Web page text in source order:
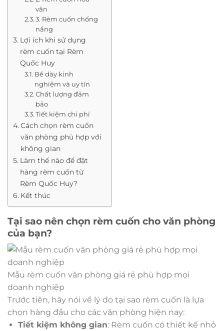
văn
3. Rèm cuốn chống
nắng
Lợi ích khi sử dụng
rèm cuốn tại Rèm
Quốc Huy
Bề dày kinh
nghiệm và uy tín
Chất lượng đảm
bảo
Tiết kiệm chi phí
Cách chọn rèm cuốn
văn phòng phù hợp với
không gian
Làm thế nào để đặt
hàng rèm cuốn từ
Rèm Quốc Huy?
Kết thúc
Tại sao nên chọn rèm cuốn cho văn phòng
của bạn?
Mẫu rèm cuốn văn phòng giá rẻ phù hợp mọi
doanh nghiệp
Trước tiên, hãy nói về lý do tại sao rèm cuốn là lựa
chọn hàng đầu cho các văn phòng hiện nay:
Tiết kiệm không gian: Rèm cuốn có thiết kế nhỏ